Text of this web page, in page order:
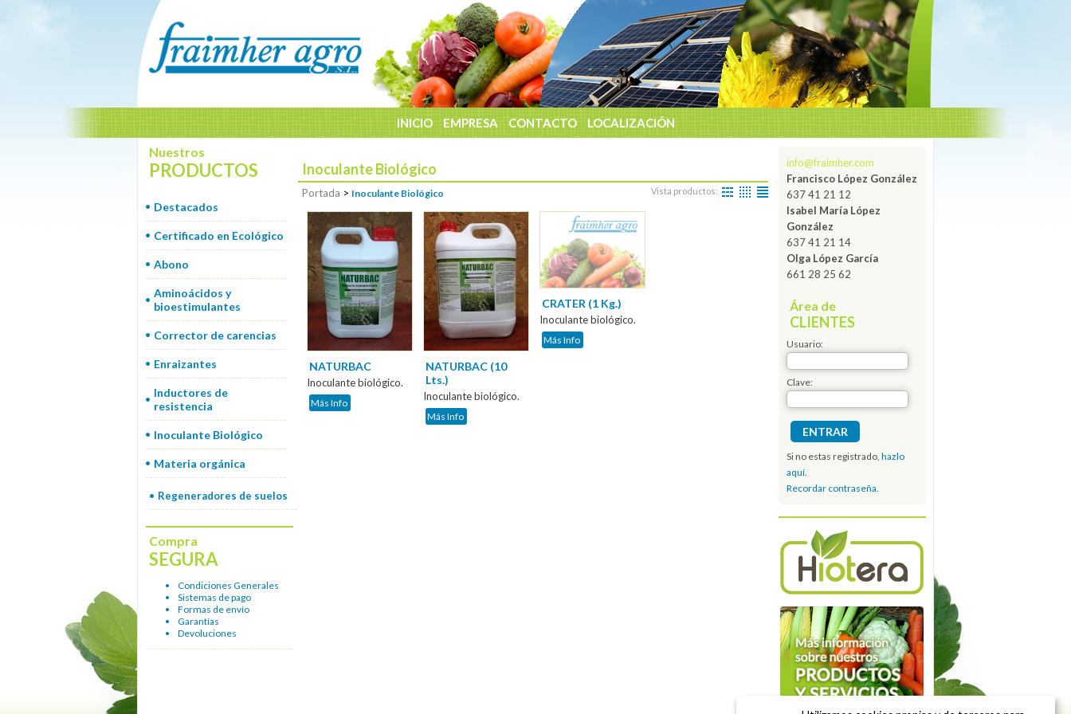
INICIO EMPRESA CONTACTO LOCALIZACIÓN
Nuestros
PRODUCTOS
Destacados
Certificado en Ecológico
Abono
Aminoácidos y
bioestimulantes
Corrector de carencias
Enraizantes
Inductores de
resistencia
Inoculante Biológico
Materia orgánica
Regeneradores de suelos
Compra
SEGURA
Condiciones Generales
Sistemas de pago
Formas de envío
Garantías
Devoluciones
Vista productos:
Inoculante Biológico
Portada > Inoculante Biológico
NATURBAC
Inoculante biológico.
Más Info
NATURBAC (10
Lts.)
Inoculante biológico.
Más Info
CRATER (1 Kg.)
Inoculante biológico.
Más Info
info@fraimher.com
Francisco López González
637 41 21 12
Isabel María López
González
637 41 21 14
Olga López García
661 28 25 62
Área de
CLIENTES
Usuario:
Clave:
Si no estas registrado, hazlo
aquí.
Recordar contraseña.